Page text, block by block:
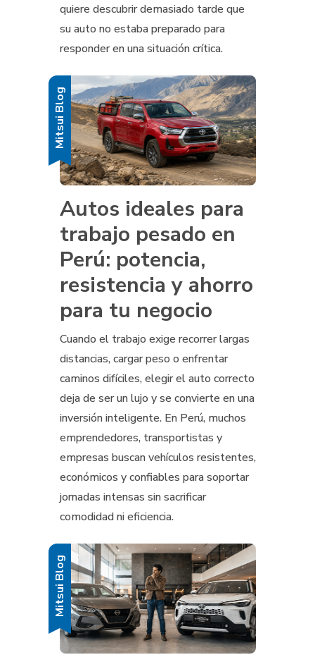
quiere descubrir demasiado tarde que
su auto no estaba preparado para
responder en una situación crítica.
Mitsui Blog
Autos ideales para
trabajo pesado en
Perú: potencia,
resistencia y ahorro
para tu negocio
Cuando el trabajo exige recorrer largas
distancias, cargar peso o enfrentar
caminos difíciles, elegir el auto correcto
deja de ser un lujo y se convierte en una
inversión inteligente. En Perú, muchos
emprendedores, transportistas y
empresas buscan vehículos resistentes,
económicos y confiables para soportar
jornadas intensas sin sacrificar
comodidad ni eficiencia.
Mitsui Blog